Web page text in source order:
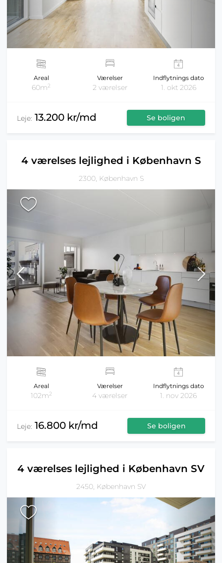
Areal
60m2
Værelser
2 værelser
Indflytnings dato
1. okt 2026
Leje: 13.200 kr/md Se boligen
4 værelses lejlighed i København S
2300, København S
Areal
102m2
Værelser
4 værelser
Indflytnings dato
1. nov 2026
Leje: 16.800 kr/md Se boligen
4 værelses lejlighed i København SV
2450, København SV